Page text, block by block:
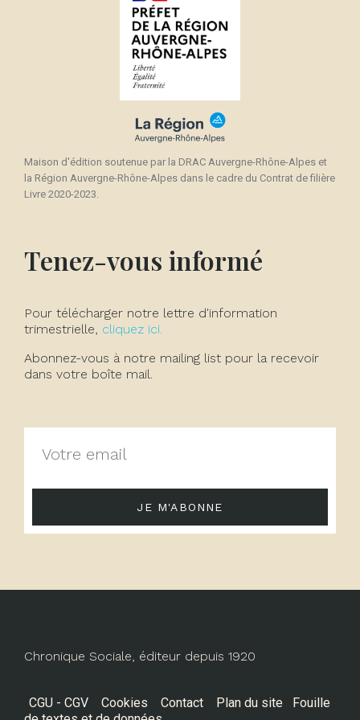
Maison d'édition soutenue par la DRAC Auvergne-Rhône-Alpes et
la Région Auvergne-Rhône-Alpes dans le cadre du Contrat de filière
Livre 2020-2023.
Tenez-vous informé
Pour télécharger notre lettre d'information
trimestrielle, cliquez ici.
Abonnez-vous à notre mailing list pour la recevoir
dans votre boîte mail.
JE M'ABONNE
Chronique Sociale, éditeur depuis 1920
CGU - CGV Cookies Contact Plan du site
Fouille